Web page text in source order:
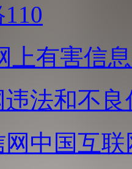
上有害信
违法和不
中国互